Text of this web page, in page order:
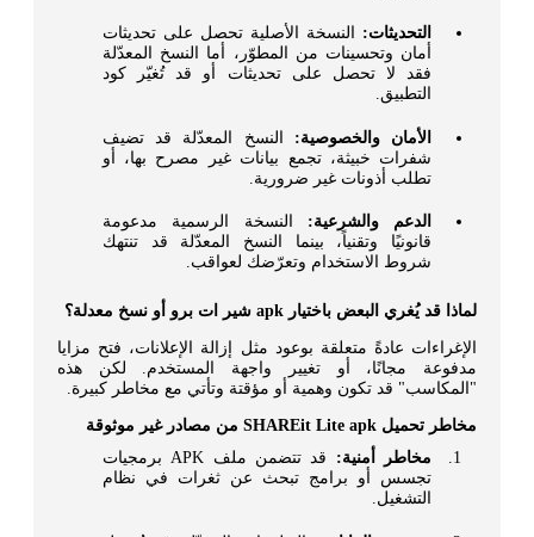
التحديثات: النسخة الأصلية تحصل على تحديثات
أمان وتحسينات من المطوّر، أما النسخ المعدّلة
فقد لا تحصل على تحديثات أو قد تُغيّر كود
التطبيق.
الأمان والخصوصية: النسخ المعدّلة قد تضيف
شفرات خبيثة، تجمع بيانات غير مصرح بها، أو
تطلب أذونات غير ضرورية.
الدعم والشرعية: النسخة الرسمية مدعومة
قانونيًا وتقنياً، بينما النسخ المعدّلة قد تنتهك
شروط الاستخدام وتعرّضك لعواقب.
لماذا قد يُغري البعض باختيار apk شير ات برو أو نسخ معدلة؟
الإغراءات عادةً متعلقة بوعود مثل إزالة الإعلانات، فتح مزايا
مدفوعة مجانًا، أو تغيير واجهة المستخدم. لكن هذه
"المكاسب" قد تكون وهمية أو مؤقتة وتأتي مع مخاطر كبيرة.
مخاطر تحميل SHAREit Lite apk من مصادر غير موثوقة
مخاطر أمنية:
قد تتضمن ملف APK برمجيات
تجسس أو برامج تبحث عن ثغرات في نظام
التشغيل.